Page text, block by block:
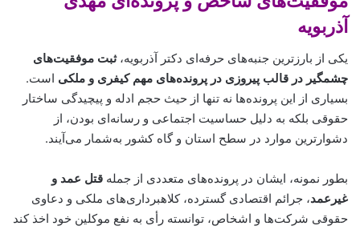
آذربویه
یکی از بارزترین جنبه‌های حرفه‌ای دکتر آذربویه،ثبت موفقیت‌های
چشمگیر در قالب پیروزی در پرونده‌های مهم کیفری و ملکی است.
بسیاری از این پرونده‌ها نه تنها از حیث حجم ادله و پیچیدگی ساختار
حقوقی بلکه به دلیل حساسیت اجتماعی و رسانه‌ای بودن، از
دشوارترین موارد در سطح استان و گاه کشور به‌شمار می‌آیند.
بطور نمونه، ایشان در پرونده‌های متعددی از جمله قتل عمد و
غیرعمد، جرائم اقتصادی گسترده، کلاهبرداری‌های ملکی و دعاوی
حقوقی شرکت‌ها و اشخاص، توانسته رأی به نفع موکلین خود اخذ کند